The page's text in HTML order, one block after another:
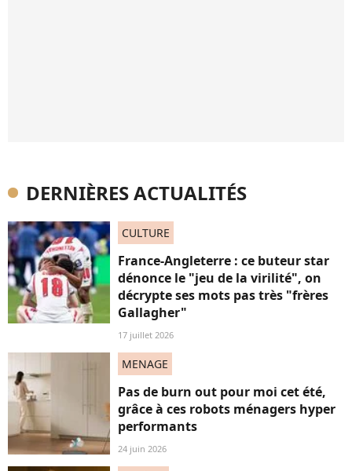
DERNIÈRES ACTUALITÉS
CULTURE
France-Angleterre : ce buteur star
dénonce le "jeu de la virilité", on
décrypte ses mots pas très "frères
Gallagher"
17 juillet 2026
MENAGE
Pas de burn out pour moi cet été,
grâce à ces robots ménagers hyper
performants
24 juin 2026